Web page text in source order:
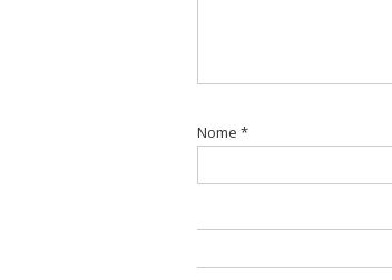
Nome *